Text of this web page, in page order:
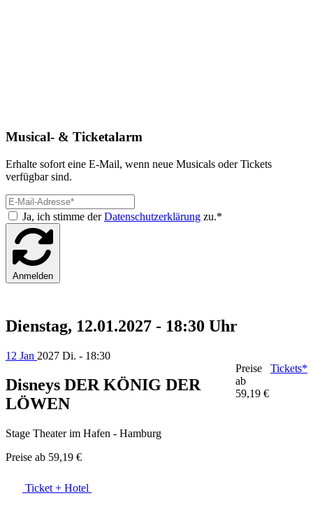
Musical- & Ticketalarm
Erhalte sofort eine E-Mail, wenn neue Musicals oder Tickets
verfügbar sind.
Ja, ich stimme derDatenschutzerklärung zu.*
Anmelden
Dienstag, 12.01.2027 - 18:30 Uhr
12 Jan 2027 Di. - 18:30
Disneys DER KÖNIG DER
LÖWEN
Stage Theater im Hafen - Hamburg
Preise ab 59,19 €
Preise
ab
59,19 €
Tickets*
Ticket + Hotel